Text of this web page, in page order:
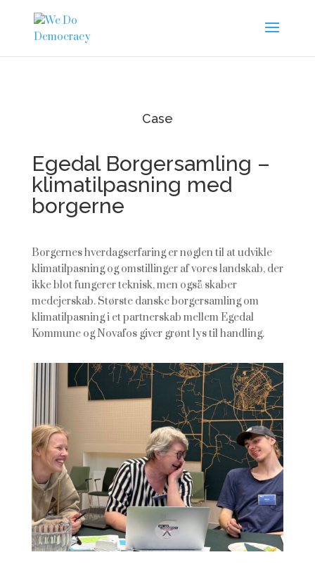
Case
Egedal Borgersamling –
klimatilpasning med
borgerne
Borgernes hverdagserfaring er nøglen til at udvikle
klimatilpasning og omstillinger af vores landskab, der
ikke blot fungerer teknisk, men også skaber
medejerskab. Største danske borgersamling om
klimatilpasning i et partnerskab mellem Egedal
Kommune og Novafos giver grønt lys til handling.